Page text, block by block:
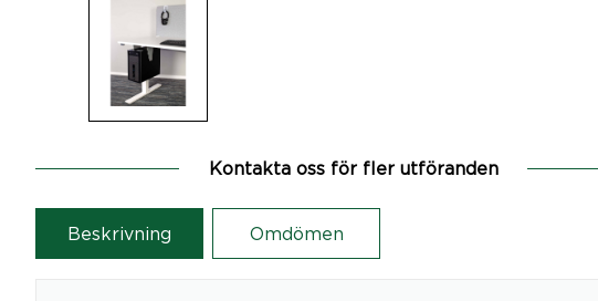
Kontakta oss för fler utföranden
Beskrivning Omdömen